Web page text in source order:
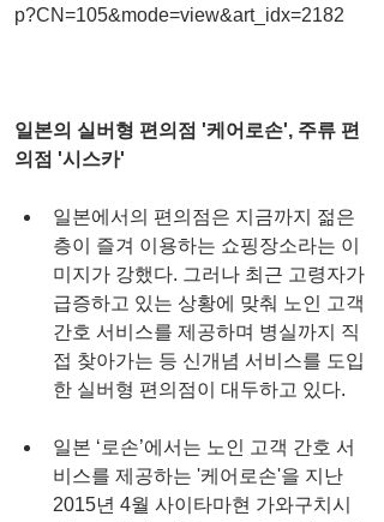
p?CN=105&mode=view&art_idx=2182
일본의 실버형 편의점 '케어로손', 주류 편
의점 '시스카'
일본에서의 편의점은 지금까지 젊은
층이 즐겨 이용하는 쇼핑장소라는 이
미지가 강했다. 그러나 최근 고령자가
급증하고 있는 상황에 맞춰 노인 고객
간호 서비스를 제공하며 병실까지 직
접 찾아가는 등 신개념 서비스를 도입
한 실버형 편의점이 대두하고 있다.
일본 ‘로손’에서는 노인 고객 간호 서
비스를 제공하는 '케어로손'을 지난
2015년 4월 사이타마현 가와구치시